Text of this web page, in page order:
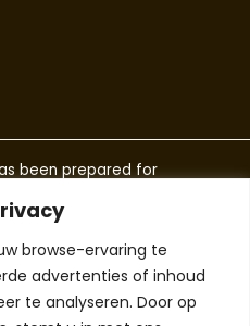
browse-ervaring te
advertenties of inhoud
te analyseren. Door op
been prepared for
as a guarantee
expressed or implied, and
for the accuracy,